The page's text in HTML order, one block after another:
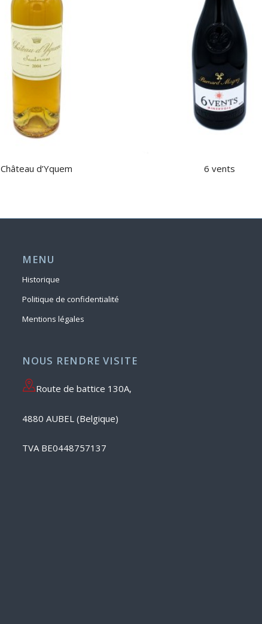
Château d’Yquem 6 vents
MENU
Historique
Politique de confidentialité
Mentions légales
NOUS RENDRE VISITE
Route de battice 130A,
4880 AUBEL (Belgique)
TVA BE0448757137